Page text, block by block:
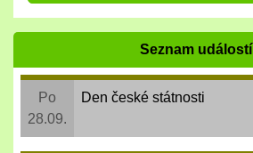
Seznam událostí
Po
28.09.
Den české státnosti